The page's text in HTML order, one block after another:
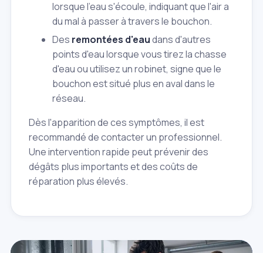
lorsque l'eau s'écoule, indiquant que l'air a
du mal à passer à travers le bouchon.
Des remontées d'eaudans d'autres
points d'eau lorsque vous tirez la chasse
d'eau ou utilisez un robinet, signe que le
bouchon est situé plus en aval dans le
réseau.
Dès l'apparition de ces symptômes, il est
recommandé de contacter un professionnel.
Une intervention rapide peut prévenir des
dégâts plus importants et des coûts de
réparation plus élevés.